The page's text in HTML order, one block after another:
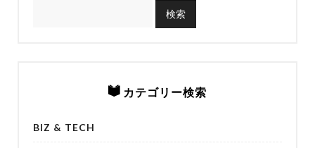
カテゴリー検索
BIZ & TECH